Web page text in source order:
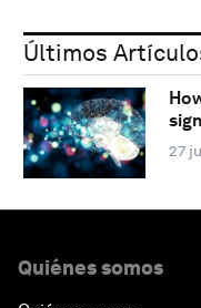
Últimos
27
Quiénes somos